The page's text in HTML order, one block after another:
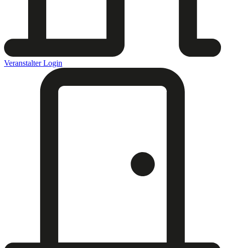
Veranstalter Login